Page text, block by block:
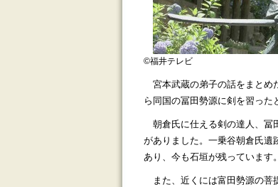
©福井テレビ
宮本武蔵の弟子の話をまとめ
ら同国の冨田勢源に剣を習った
朝倉氏に仕える剣の達人、冨
がありました。一乗谷朝倉氏遺
あり、今も石垣が残っています。
また、近くには富田勢源の